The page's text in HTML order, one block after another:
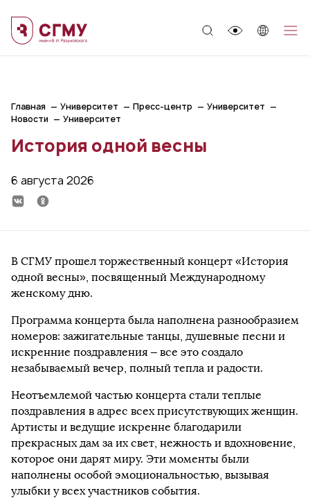
Главная Университет Пресс-центр
Университет
Новости
Университет
История одной весны
6 августа 2026
В СГМУ прошел торжественный концерт «История
одной весны», посвященный Международному
женскому дню.
Программа концерта была наполнена разнообразием
номеров: зажигательные танцы, душевные песни и
искренние поздравления – все это создало
незабываемый вечер, полный тепла и радости.
Неотъемлемой частью концерта стали теплые
поздравления в адрес всех присутствующих женщин.
Артисты и ведущие искренне благодарили
прекрасных дам за их свет, нежность и вдохновение,
которое они дарят миру. Эти моменты были
наполнены особой эмоциональностью, вызывая
улыбки у всех участников события.